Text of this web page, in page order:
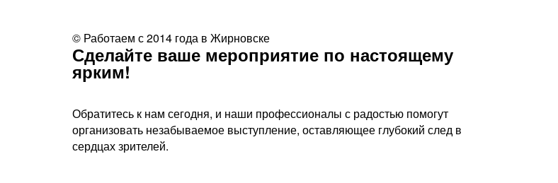
© Работаем с 2014 года в Жирновске
Сделайте ваше мероприятие по настоящему
ярким!​
Обратитесь к нам сегодня, и наши профессионалы с радостью помогут
организовать незабываемое выступление, оставляющее глубокий след в
сердцах зрителей.